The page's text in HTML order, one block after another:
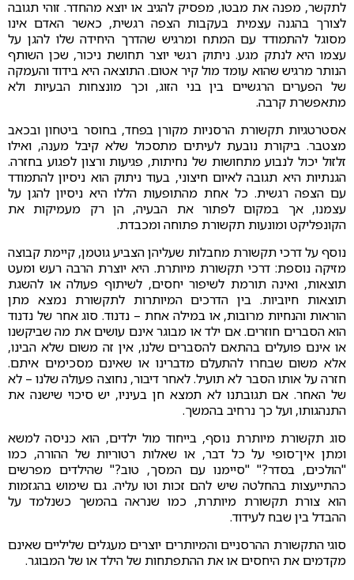
לתקשר, מפנה את מבטו, מפסיק להגיב או יוצא מהחדר. זוהי תגובה
לצורך בהגנה עצמית בעקבות הצפה רגשית, כאשר האדם אינו
מסוגל להתמודד עם המתח ומרגיש שהדרך היחידה שלו להגן על
עצמו היא לנתק מגע. ניתוק רגשי יוצר תחושת ניכור, שכן השותף
הנותר מרגיש שהוא עומד מול קיר אטום. התוצאה היא בידוד והעמקה
של הפערים הרגשיים בין בני הזוג, וכך מונצחות הבעיות ולא
מתאפשרת קרבה.
אסטרטגיות תקשורת הרסניות מקורן בפחד, בחוסר ביטחון ובכאב
מצטבר. ביקורת נובעת לעיתים מתסכול שלא קיבל מענה, ואילו
זלזול יכול לנבוע מתחושות של נחיתות, פגיעות ורצון לפגוע בחזרה.
הגנתיות היא תגובה לאיום חיצוני, בעוד ניתוק הוא ניסיון להתמודד
עם הצפה רגשית. כל אחת מהתופעות הללו היא ניסיון להגן על
עצמנו, אך במקום לפתור את הבעיה, הן רק מעמיקות את
הקונפליקט ומונעות תקשורת פתוחה ומכבדת.
נוסף על דרכי תקשורת מחבלות שעליהן הצביע גוטמן, קיימת קבוצה
מזיקה נוספת: דרכי תקשורת מיותרת. היא יוצרת הרבה רעש ומעט
תוצאות, ואינה תורמת לשיפור יחסים, לשיתוף פעולה או להשגת
תוצאות חיוביות. בין הדרכים המיותרות לתקשורת נמצא מתן
הוראות והנחיות מרובות, או במילה אחת – נדנוד. סוג אחר של נדנוד
הוא הסברים חוזרים. אם ילד או מבוגר אינם עושים את מה שביקשנו
או אינם פועלים בהתאם להסברים שלנו, אין זה משום שלא הבינו,
אלא משום שבחרו להתעלם מדברינו או שאינם מסכימים איתם.
חזרה על אותו הסבר לא תועיל. לאחר דיבור, נחוצה פעולה שלנו – לא
של האחר. אם תגובתנו לא תמצא חן בעיניו, יש סיכוי שישנה את
התנהגותו, ועל כך נרחיב בהמשך.
סוג תקשורת מיותרת נוסף, בייחוד מול ילדים, הוא כניסה למשא
ומתן אין־סופי על כל דבר, או שאלות רטוריות של ההורה, כמו
"הולכים, בסדר?" "סיימנו עם המסך, טוב?" שהילדים מפרשים
כהתייעצות בהחלטה שיש להם זכות וטו עליה. גם שימוש בהגזמות
הוא צורת תקשורת מיותרת, כמו שנראה בהמשך כשנלמד על
ההבדל בין שבח לעידוד.
סוגי התקשורת ההרסניים והמיותרים יוצרים מעגלים שליליים שאינם
מקדמים את היחסים או את ההתפתחות של הילד או של המבוגר.